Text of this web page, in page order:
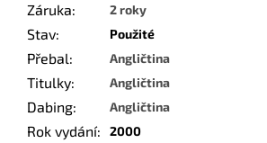
Záruka: 2 roky
Stav: Použité
Přebal: Angličtina
Titulky: Angličtina
Dabing: Angličtina
Rok vydání: 2000